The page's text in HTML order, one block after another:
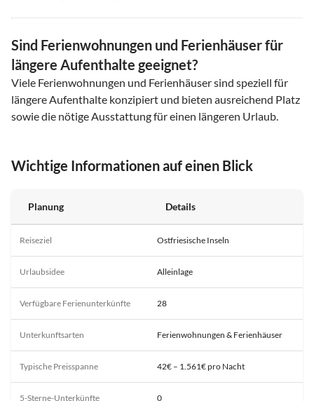
Sind Ferienwohnungen und Ferienhäuser für
längere Aufenthalte geeignet?
Viele Ferienwohnungen und Ferienhäuser sind speziell für
längere Aufenthalte konzipiert und bieten ausreichend Platz
sowie die nötige Ausstattung für einen längeren Urlaub.
Wichtige Informationen auf einen Blick
Planung Details
Reiseziel Ostfriesische Inseln
Urlaubsidee Alleinlage
Verfügbare Ferienunterkünfte 28
Unterkunftsarten Ferienwohnungen & Ferienhäuser
Typische Preisspanne 42€ – 1.561€ pro Nacht
5-Sterne-Unterkünfte 0